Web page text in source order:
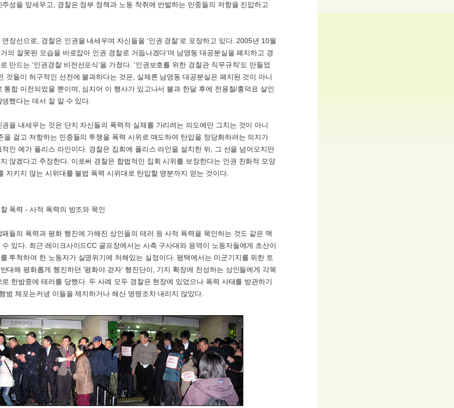
주성을 앞세우고, 경찰은 정부 정책과 노동 착취에 반발하는 민중들의 저항을 진압하고
장선으로, 경찰은 인권을 내세우며 자신들을 ‘인권 경찰’로 포장하고 있다. 2005년 10월
의 잘못된 모습을 바로잡아 인권 경찰로 거듭나겠다’며 남영동 대공분실을 폐지하고 경
만드는 ‘인권경찰 비전선포식’을 가졌다. ‘인권보호를 위한 경찰관 직무규칙’도 만들었
것들이 허구적인 선전에 불과하다는 것은, 실제론 남영동 대공분실은 폐지된 것이 아니
통합 이전되었을 뿐이며, 심지어 이 행사가 있고나서 불과 한달 후에 전용철/홍덕표 살인
했다는 데서 잘 알 수 있다.
권을 내세우는 것은 단지 자신들의 폭력적 실체를 가리려는 의도에만 그치는 것이 아니
을 걸고 저항하는 민중들의 투쟁을 폭력 시위로 매도하여 탄압을 정당화하려는 의지가
적인 예가 폴리스 라인이다. 경찰은 집회에 폴리스 라인을 설치한 뒤, 그 선을 넘어오지만
않겠다고 주장한다. 이로써 경찰은 합법적인 집회 시위를 보장한다는 인권 친화적 모양
지키지 않는 시위대를 불법 폭력 시위대로 탄압할 명분까지 얻는 것이다.
폭력 - 사적 폭력의 방조와 묵인
패들의 폭력과 평화 행진에 가해진 상인들의 테러 등 사적 폭력을 묵인하는 것도 같은 맥
수 있다. 최근 레이크사이드CC 골프장에서는 사측 구사대와 용역이 노동자들에게 초산이
투척하여 한 노동자가 실명위기에 처해있는 실정이다. 평택에서는 미군기지를 위한 토
대해 평화롭게 행진하던 '평화야 걷자‘ 행진단이, 기지 확장에 찬성하는 상인들에게 각목
한밤중에 테러를 당했다. 두 사례 모두 경찰은 현장에 있었으나 폭력 사태를 방관하기
범 체포는커녕 이들을 제지하거나 해산 명령조차 내리지 않았다.